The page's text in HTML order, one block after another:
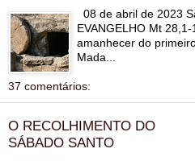
08 de abril de 2023
EVANGELHO Mt
amanhecer do
Mada...
37 comentários:
O RECOLHIMENTO DO
SÁBADO SANTO